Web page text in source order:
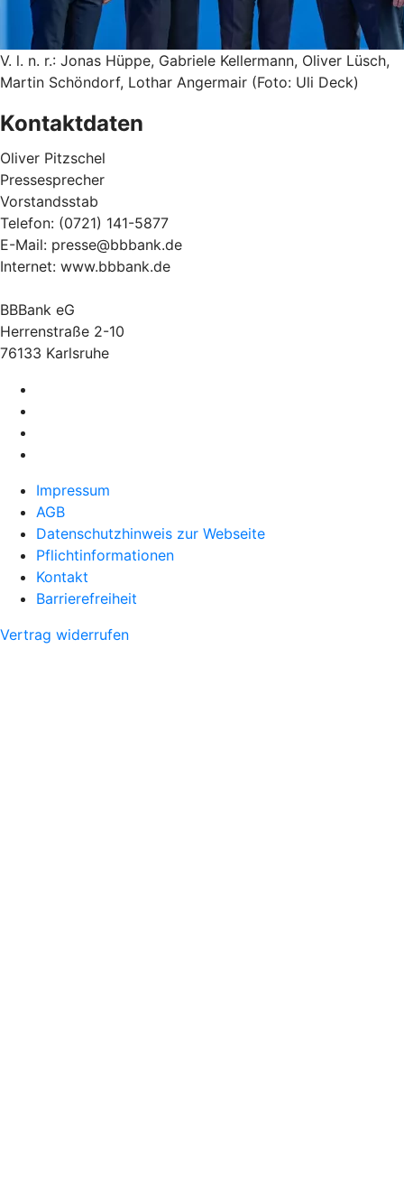
V. l. n. r.: Jonas Hüppe, Gabriele Kellermann, Oliver Lüsch,
Martin Schöndorf, Lothar Angermair (Foto: Uli Deck)
Kontaktdaten
Oliver Pitzschel
Pressesprecher
Vorstandsstab
Telefon: (0721) 141-5877
E-Mail: presse@bbbank.de
Internet: www.bbbank.de
BBBank eG
Herrenstraße 2-10
76133 Karlsruhe
Impressum
AGB
Datenschutzhinweis zur Webseite
Pflichtinformationen
Kontakt
Barrierefreiheit
Vertrag widerrufen